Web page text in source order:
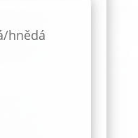
hnědá